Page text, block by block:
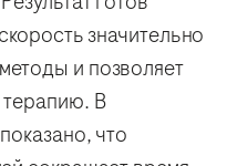
значительно
и позволяет
В
что